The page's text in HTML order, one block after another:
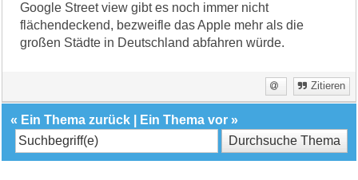
Google Street view gibt es noch immer nicht
flächendeckend, bezweifle das Apple mehr als die
großen Städte in Deutschland abfahren würde.
Zitieren
« Ein Thema zurück Ein Thema vor »